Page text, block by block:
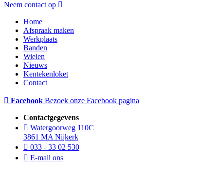
Neem contact op
Home
Afspraak maken
Werkplaats
Banden
Wielen
Nieuws
Kentekenloket
Contact
Facebook Bezoek onze Facebook pagina
Contactgegevens
Watergoorweg 110C
3861 MA Nijkerk
033 - 33 02 530
E-mail ons